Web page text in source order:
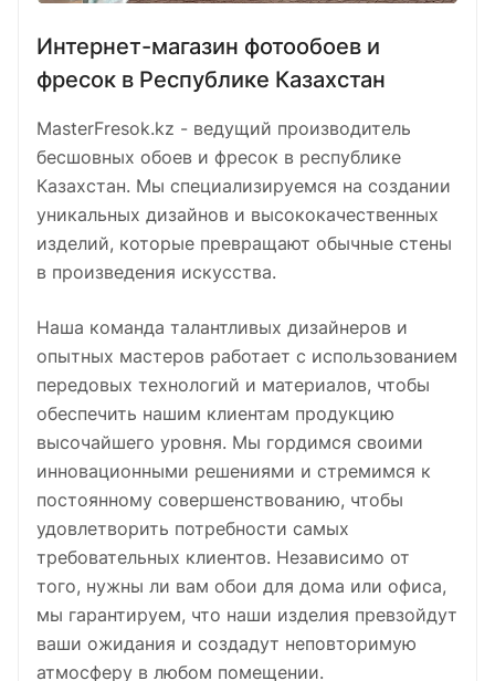
Интернет-магазин фотообоев и
фресок в Республике Казахстан
MasterFresok.kz - ведущий производитель
бесшовных обоев и фресок в республике
Казахстан. Мы специализируемся на создании
уникальных дизайнов и высококачественных
изделий, которые превращают обычные стены
в произведения искусства.
Наша команда талантливых дизайнеров и
опытных мастеров работает с использованием
передовых технологий и материалов, чтобы
обеспечить нашим клиентам продукцию
высочайшего уровня. Мы гордимся своими
инновационными решениями и стремимся к
постоянному совершенствованию, чтобы
удовлетворить потребности самых
требовательных клиентов. Независимо от
того, нужны ли вам обои для дома или офиса,
мы гарантируем, что наши изделия превзойдут
ваши ожидания и создадут неповторимую
атмосферу в любом помещении.